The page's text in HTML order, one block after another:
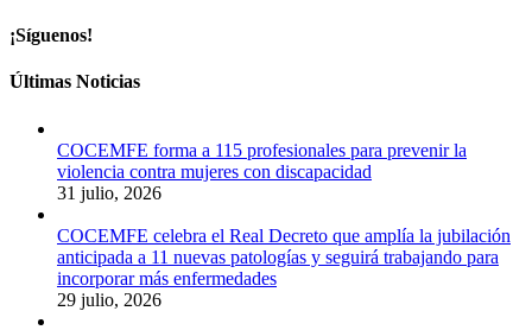
¡Síguenos!
Últimas Noticias
COCEMFE forma a 115 profesionales para prevenir la
violencia contra mujeres con discapacidad
31 julio, 2026
COCEMFE celebra el Real Decreto que amplía la jubilación
anticipada a 11 nuevas patologías y seguirá trabajando para
incorporar más enfermedades
29 julio, 2026